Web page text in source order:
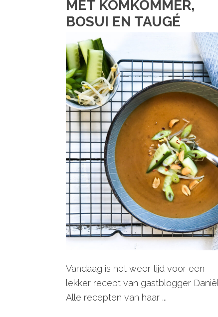
MET KOMKOMMER,
BOSUI EN TAUGÉ
Vandaag is het weer tijd voor een
lekker recept van gastblogger
Alle recepten van haar ...